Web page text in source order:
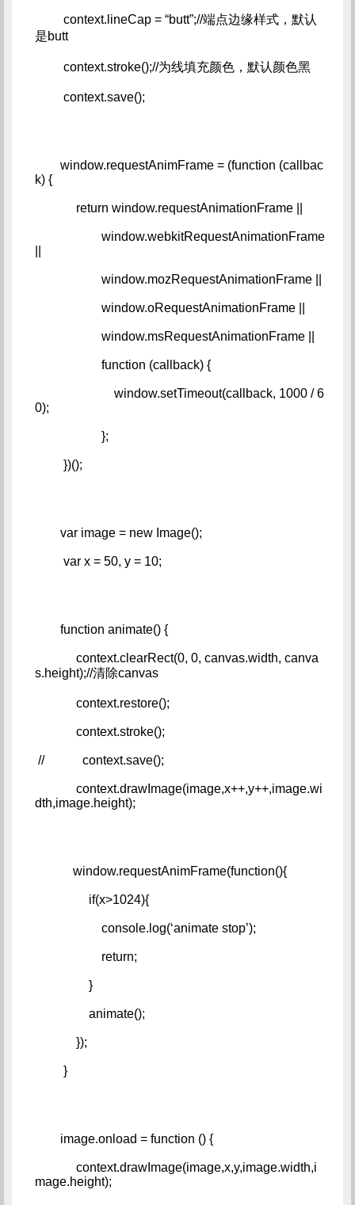
是butt
context.stroke();//为线填充颜色，默认颜色黑
context.save();
window.requestAnimFrame = (function (callbac
k) {
return window.requestAnimationFrame ||
window.oRequestAnimationFrame ||
window.msRequestAnimationFrame ||
function (callback) {
0);
};
})();
var image = new Image();
var x = 50, y = 10;
function animate() {
s.height);//清除canvas
context.restore();
context.stroke();
//            context.save();
dth,image.height);
window.requestAnimFrame(function(){
if(x>1024){
console.log(‘animate stop’);
return;
}
animate();
});
}
image.onload = function () {
mage.height);